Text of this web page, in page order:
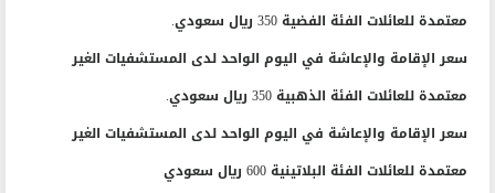
معتمدة للعائلات الفئة الفضية 350 ريال سعودي.
سعر الإقامة والإعاشة في اليوم الواحد لدى المستشفيات الغير
معتمدة للعائلات الفئة الذهبية 350 ريال سعودي.
سعر الإقامة والإعاشة في اليوم الواحد لدى المستشفيات الغير
معتمدة للعائلات الفئة البلاتينية 600 ريال سعودي